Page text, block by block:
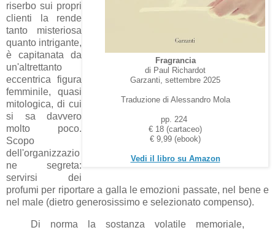
Fragrancia
di Paul Richardot
Garzanti, settembre 2025
Traduzione di Alessandro Mola
pp. 224
€ 18 (cartaceo)
€ 9,99 (ebook)
Vedi il libro su Amazon
riserbo sui propri
clienti la rende
tanto misteriosa
quanto intrigante,
è capitanata da
un'altrettanto
eccentrica figura
femminile, quasi
mitologica, di cui
si sa davvero
molto poco.
Scopo
dell'organizzazio
ne segreta:
servirsi dei
profumi per riportare a galla le emozioni passate, nel bene e
nel male (dietro generosissimo e selezionato compenso).
Di norma la sostanza volatile memoriale,